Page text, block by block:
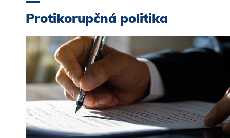
Protikorupčná politika